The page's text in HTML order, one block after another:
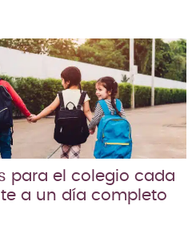
para el colegio cada
a un día completo